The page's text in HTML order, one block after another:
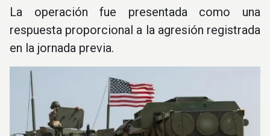
La operación fue presentada como una
respuesta proporcional a la agresión registrada
en la jornada previa.